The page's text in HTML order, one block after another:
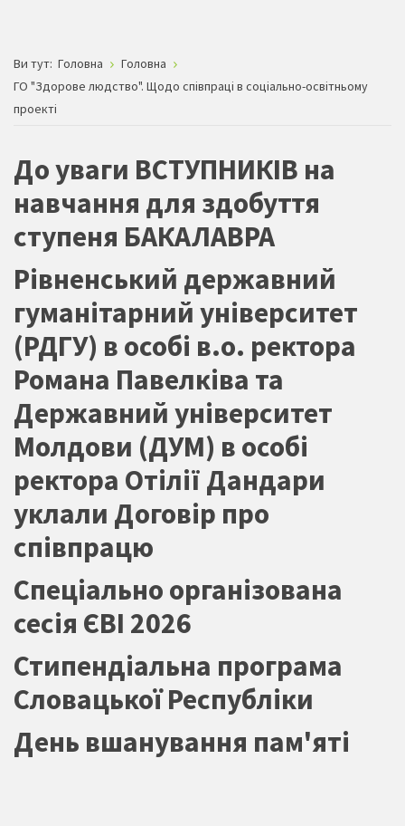
Ви тут: Головна
Головна
ГО "Здорове людство". Щодо співпраці в соціально-освітньому
проекті
До уваги ВСТУПНИКІВ на
навчання для здобуття
ступеня БАКАЛАВРА
Рівненський державний
гуманітарний університет
(РДГУ) в особі в.о. ректора
Романа Павелківа та
Державний університет
Молдови (ДУМ) в особі
ректора Отілії Дандари
уклали Договір про
співпрацю
Спеціально організована
сесія ЄВІ 2026
Стипендіальна програма
Словацької Республіки
День вшанування пам'яті